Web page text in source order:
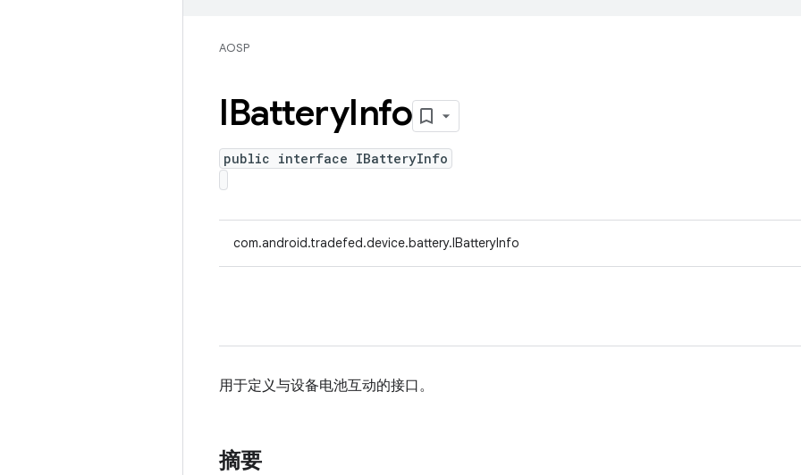
AOSP
IBatteryInfo
public interface IBatteryInfo
com.android.tradefed.device.battery.IBatteryInfo
用于定义与设备电池互动的接口。
摘要